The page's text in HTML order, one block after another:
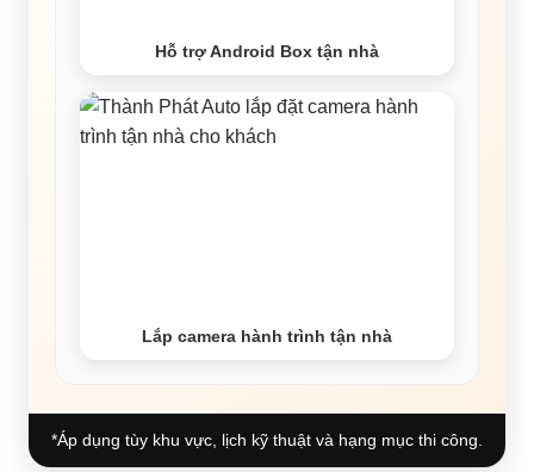
Hỗ trợ Android Box tận nhà
Lắp camera hành trình tận nhà
*Áp dụng tùy khu vực, lịch kỹ thuật và hạng mục thi công.